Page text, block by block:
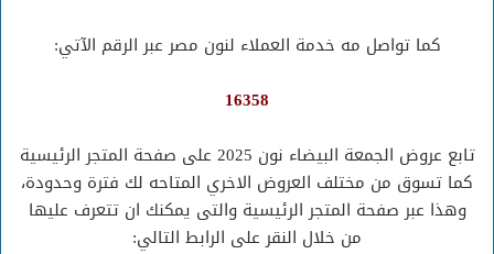
كما تواصل مه خدمة العملاء لنون مصر عبر الرقم الآتي:
16358
تابع عروض الجمعة البيضاء نون 2025 على صفحة المتجر الرئيسية
كما تسوق من مختلف العروض الاخري المتاحه لك فترة وحدودة،
وهذا عبر صفحة المتجر الرئيسية والتى يمكنك ان تتعرف عليها
من خلال النقر على الرابط التالي: